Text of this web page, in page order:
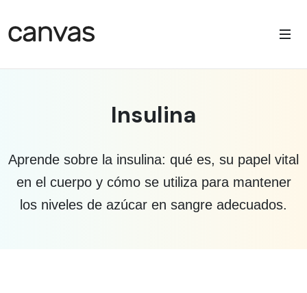
Insulina
Aprende sobre la insulina: qué es, su papel vital
en el cuerpo y cómo se utiliza para mantener
los niveles de azúcar en sangre adecuados.